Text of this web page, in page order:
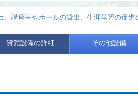
、講座室やホールの貸出、生涯学習の促進
貸館設備の詳細 その他設備